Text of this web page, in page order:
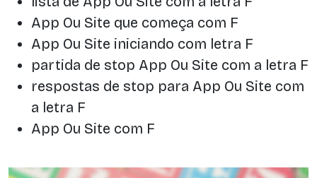
App Ou Site que começa com F
App Ou Site iniciando com letra F
partida de stop App Ou Site com a letra F
respostas de stop para App Ou Site com
a letra F
App Ou Site com F